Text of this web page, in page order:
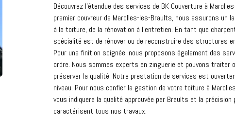
Découvrez l'étendue des services de BK Couverture à
premier couvreur de Marolles-les-Braults, nous assurons un
à la toiture, de la rénovation à l'entretien. En tant que
spécialité est de rénover ou de reconstruire des structures
Pour une finition soignée, nous proposons également des
ordre. Nous sommes experts en zinguerie et pouvons traiter
préserver la qualité. Notre prestation de services est
niveau. Pour nous confier la gestion de votre toiture à
vous indiquera la qualité approuvée par Braults et la précision
caractérisent tous nos travaux.